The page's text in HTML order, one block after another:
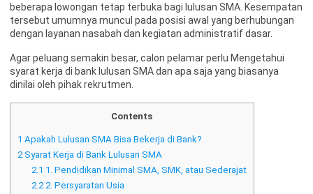
beberapa lowongan tetap terbuka bagi lulusan SMA. Kesempatan
tersebut umumnya muncul pada posisi awal yang berhubungan
dengan layanan nasabah dan kegiatan administratif dasar.
Agar peluang semakin besar, calon pelamar perlu Mengetahui
syarat kerja di bank lulusan SMA dan apa saja yang biasanya
dinilai oleh pihak rekrutmen.
Contents
1 Apakah Lulusan SMA Bisa Bekerja di Bank?
2 Syarat Kerja di Bank Lulusan SMA
2.1 1. Pendidikan Minimal SMA, SMK, atau Sederajat
2.22. Persyaratan Usia